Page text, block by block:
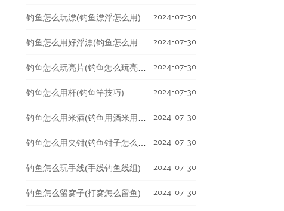
2024-07-30
钓鱼怎么玩漂(钓鱼漂浮怎么用)
2024-07-30
钓鱼怎么用好浮漂(钓鱼怎么用好浮漂呢)
2024-07-30
钓鱼怎么玩亮片(钓鱼怎么玩亮片视频教程)
2024-07-30
钓鱼怎么用杆(钓鱼竿技巧)
2024-07-30
钓鱼怎么用米酒(钓鱼用酒米用米酒可以吗)
2024-07-30
钓鱼怎么用夹钳(钓鱼钳子怎么用)
2024-07-30
钓鱼怎么玩手线(手线钓鱼线组)
2024-07-30
钓鱼怎么留窝子(打窝怎么留鱼)